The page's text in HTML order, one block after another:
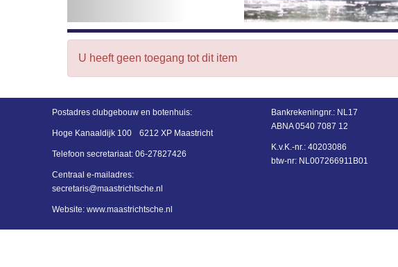
U heeft geen toegang tot dit item
Postadres clubgebouw en botenhuis:
Hoge Kanaaldijk 100 6212 XP Maastricht
Telefoon secretariaat: 06-27827426
Centraal e-mailadres:
siraterces@maastrichtsche.nl
Website: www.maastrichtsche.nl
Bankrekeningnr.: NL17
ABNA 0540 7087 12
K.v.K.-nr.: 40203086
btw-nr: NL007266911B01